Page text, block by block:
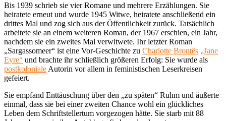
Bis 1939 schrieb sie vier Romane und mehrere Erzählungen. Sie
heiratete erneut und wurde 1945 Witwe, heiratete anschließend ein
drittes Mal und zog sich aus der Öffentlichkeit zurück. Tatsächlich
arbeitete sie an einem weiteren Roman, der 1967 erschien, ein Jahr,
nachdem sie ein zweites Mal verwitwete. Ihr letzter Roman
„Sargassomeer“ ist eine Vor-Geschichte zu Charlotte Brontës „Jane
Eyre“ und brachte ihr schließlich größeren Erfolg: Sie wurde als
postkoloniale Autorin vor allem in feministischen Leserkreisen
gefeiert.
Sie empfand Enttäuschung über den „zu späten“ Ruhm und äußerte
einmal, dass sie bei einer zweiten Chance wohl ein glückliches
Leben dem Schriftstellertum vorgezogen hätte. Sie starb mit 88